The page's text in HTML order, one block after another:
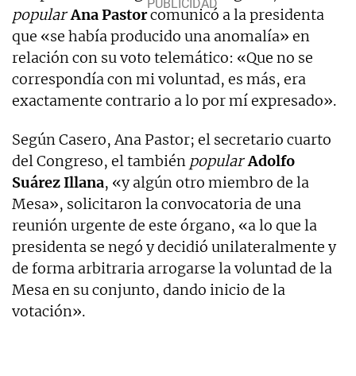
popular Ana Pastorcomunicó a la presidenta
que «se había producido una anomalía» en
relación con su voto telemático: «Que no se
correspondía con mi voluntad, es más, era
exactamente contrario a lo por mí expresado».
Según Casero, Ana Pastor; el secretario cuarto
del Congreso, el también popular Adolfo
Suárez Illana, «y algún otro miembro de la
Mesa», solicitaron la convocatoria de una
reunión urgente de este órgano, «a lo que la
presidenta se negó y decidió unilateralmente y
de forma arbitraria arrogarse la voluntad de la
Mesa en su conjunto, dando inicio de la
votación».